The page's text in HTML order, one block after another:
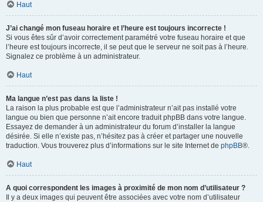
Haut
J’ai changé mon fuseau horaire et l’heure est toujours incorrecte !
Si vous êtes sûr d’avoir correctement paramétré votre fuseau horaire et que
l’heure est toujours incorrecte, il se peut que le serveur ne soit pas à l’heure.
Signalez ce problème à un administrateur.
Haut
Ma langue n’est pas dans la liste !
La raison la plus probable est que l’administrateur n’ait pas installé votre
langue ou bien que personne n’ait encore traduit phpBB dans votre langue.
Essayez de demander à un administrateur du forum d’installer la langue
désirée. Si elle n’existe pas, n’hésitez pas à créer et partager une nouvelle
traduction. Vous trouverez plus d’informations sur le site Internet de phpBB®.
Haut
A quoi correspondent les images à proximité de mon nom d’utilisateur ?
Il y a deux images qui peuvent être associées avec votre nom d’utilisateur